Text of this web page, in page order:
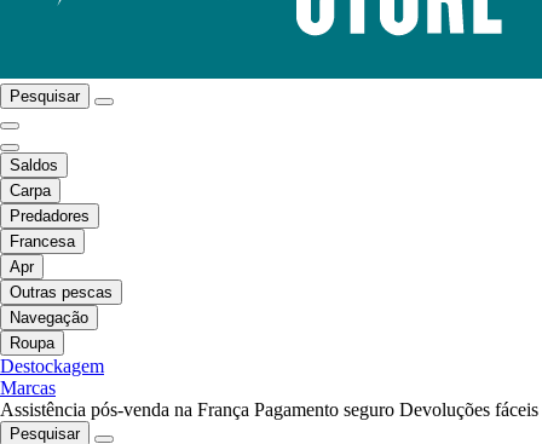
Pesquisar
Saldos
Carpa
Predadores
Francesa
Apr
Outras pescas
Navegação
Roupa
Destockagem
Marcas
Assistência pós-venda na França Pagamento seguro Devoluções fáceis
Pesquisar